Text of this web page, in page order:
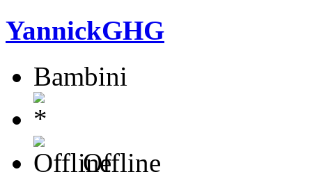
YannickGHG
Bambini
Offline